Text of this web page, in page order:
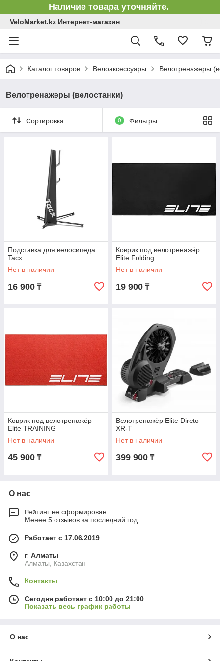
Наличие товара уточняйте.
VeloMarket.kz Интернет-магазин
Каталог товаров Велоаксессуары Велотренажеры
Велотренажеры (велостанки)
Сортировка 0 Фильтры
Подставка для велосипеда
Tacx
Нет в наличии
16 900 ₸
Коврик под велотренажёр
Elite Folding
Нет в наличии
19 900 ₸
Коврик под велотренажёр
Elite TRAINING
Нет в наличии
45 900 ₸
Велотренажёр Elite Direto
XR-T
Нет в наличии
399 900 ₸
О нас
Рейтинг не сформирован
Менее 5 отзывов за последний год
Работает с 17.06.2019
г. Алматы
Алматы, Казахстан
Контакты
Сегодня работает с 10:00 до 21:00
Показать весь график работы
О нас